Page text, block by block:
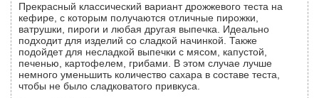
Прекрасный классический вариант дрожжевого теста на
кефире, с которым получаются отличные пирожки,
ватрушки, пироги и любая другая выпечка. Идеально
подходит для изделий со сладкой начинкой. Также
подойдет для несладкой выпечки с мясом, капустой,
печенью, картофелем, грибами. В этом случае лучше
немного уменьшить количество сахара в составе теста,
чтобы не было сладковатого привкуса.